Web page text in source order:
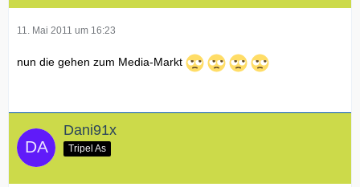
11. Mai 2011 um 16:23
nun die gehen zum Media-Markt
Dani91x
Tripel As